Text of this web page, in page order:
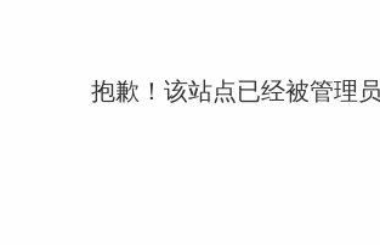
抱歉！该站点已经被管理